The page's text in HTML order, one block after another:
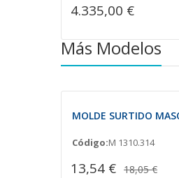
4.335,00 €
Más Modelos
MOLDE SURTIDO
Código:M 1310.314
13,54 € 18,05 €